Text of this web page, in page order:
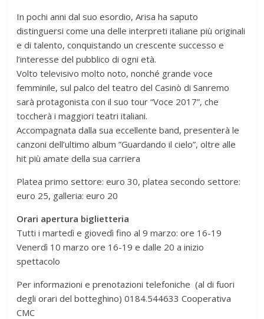
In pochi anni dal suo esordio, Arisa ha saputo
distinguersi come una delle interpreti italiane più originali
e di talento, conquistando un crescente successo e
l’interesse del pubblico di ogni età.
Volto televisivo molto noto, nonché grande voce
femminile, sul palco del teatro del Casinò di Sanremo
sarà protagonista con il suo tour “Voce 2017”, che
toccherà i maggiori teatri italiani.
Accompagnata dalla sua eccellente band, presenterà le
canzoni dell’ultimo album ”Guardando il cielo”, oltre alle
hit più amate della sua carriera
Platea primo settore: euro 30, platea secondo settore:
euro 25, galleria: euro 20
Orari apertura biglietteria
Tutti i martedì e giovedì fino al 9 marzo: ore 16-19
Venerdì 10 marzo ore 16-19 e dalle 20 a inizio
spettacolo
Per informazioni e prenotazioni telefoniche (al di fuori
degli orari del botteghino) 0184.544633 Cooperativa
CMC